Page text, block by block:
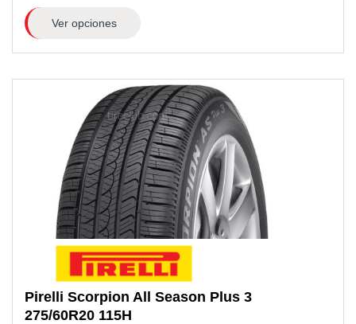
Ver opciones
Pirelli Scorpion All Season Plus 3
275/60R20 115H